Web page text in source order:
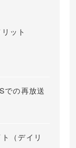
ット
での再放送
（デイリ